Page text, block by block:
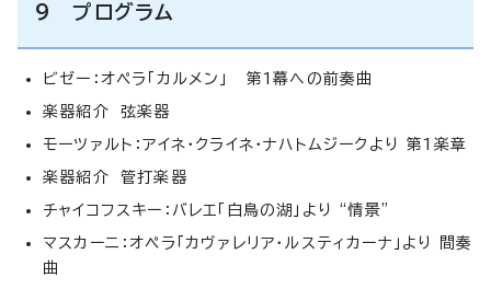
9 プログラム
ビゼー：オペラ「カルメン」 第1幕への前奏曲
楽器紹介 弦楽器
モーツァルト：アイネ・クライネ・ナハトムジークより 第1楽章
楽器紹介 管打楽器
チャイコフスキー：バレエ「白鳥の湖」より “情景”
マスカーニ：オペラ「カヴァレリア・ルスティカーナ」より 間奏
曲